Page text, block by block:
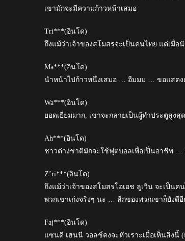
เขามักจะมีความก้าวหน้าเสมอ
Tri***(อินโด)
ถึงแม้ว่าเจ้าของสโมสรจะเป็นคนไทย แต่เมื่อ
Ma***(อินโด)
นำหน้าไปก้าวหนึ่งเสมอ … อืมมม … ขอแสดง
Wa***(อินโด)
ยอดเยี่ยมมาก, เขาจะกลายเป็นผู้ทำประตูสูงสุ
Ah***(อินโด)
ชาวต่างชาติมักจะใช้ฟุตบอลเพื่อเป็นอาชีพ
Z’ri***(อินโด)
ถึงแม้ว่าเจ้าของสโมสรโอเอช ลูเวิน จะเป็
พวกเขาเก่งจริงๆ นะ … ลีกของพวกเขาก็ยัง
Faj***(อินโด)
แซนดี เฮนนี วอลช์คงจะหัวเราะเมื่อเห็นสิ่ง